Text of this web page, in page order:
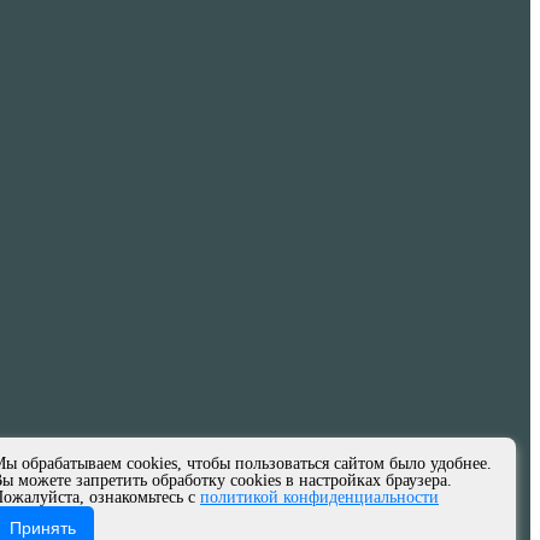
обрабатываем cookies, чтобы пользоваться сайтом было удобнее.
можете запретить обработку cookies в настройках браузера.
ознакомьтесь с политикой конфиденциальности
Принять